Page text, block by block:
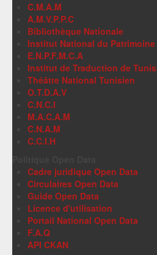
C.M.A.M
A.M.V.P.P.C
Bibliothèque Nationale
Institut National du Patrimoine
E.N.P.F.M.C.A
Institut de Traduction de Tunis
Théâtre National Tunisien
O.T.D.A.V
C.N.C.I
M.A.C.A.M
C.N.A.M
C.C.I.H
Cadre juridique Open Data
Circulaires Open Data
Guide Open Data
Licence d'utilisation
Portail National Open Data
F.A.Q
API CKAN